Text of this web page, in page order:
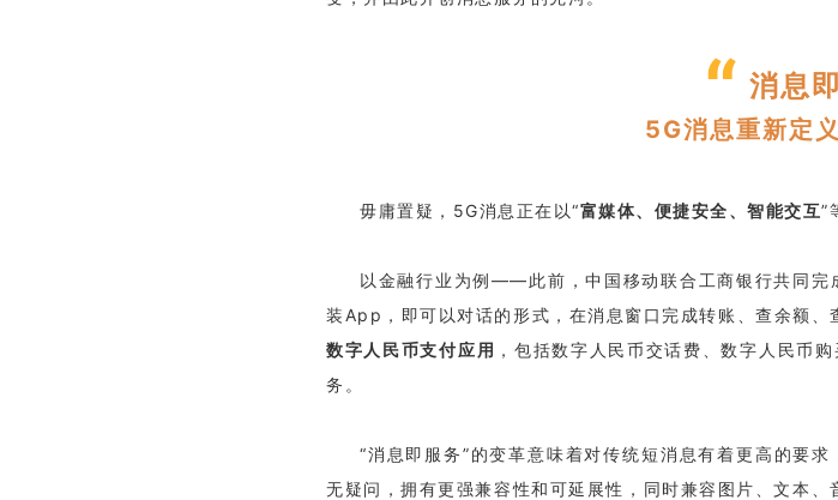
“ 消息
5G消息重新定
毋庸置疑，5G消息正在以“富媒体、便捷安全、智能交互”
以金融行业为例——此前，中国移动联合工商银行共同完
装App，即可以对话的形式，在消息窗口完成转账、查余额
数字人民币支付应用 ，包括数字人民币交话费、数字人民币
务。
“消息即服务”的变革意味着对传统短消息有着更高的要
无疑问，拥有更强兼容性和可延展性，同时兼容图片、文本